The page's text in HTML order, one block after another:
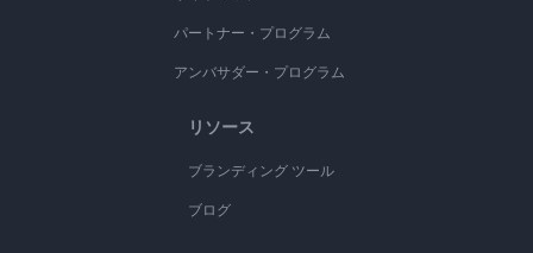
パートナー・プログラム
アンバサダー・プログラム
リソース
ブランディング ツール
ブログ